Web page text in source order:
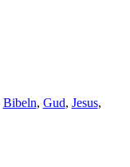
Bibeln, Gud, Jesus,